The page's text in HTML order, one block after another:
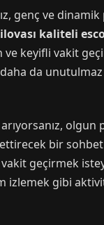
genç ve
kaliteli
ve keyifli vakit
da unutulmaz
bir
geçirmek
gibi